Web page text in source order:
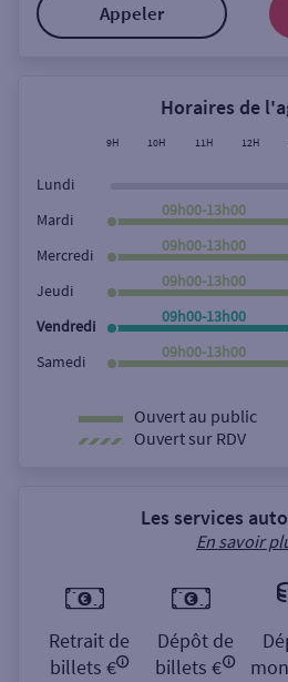
RueAppeler
Horaires de
9H 10H 11H 12H
Lundi
Mardi
09h00-13h00
Mercredi
09h00-13h00
Jeudi
09h00-13h00
Vendredi
09h00-13h00
Samedi
09h00-13h00
Ouvert au public
Ouvert sur RDV
Les services
En savoir
Retrait de
billets €
Dépôt de
billets €